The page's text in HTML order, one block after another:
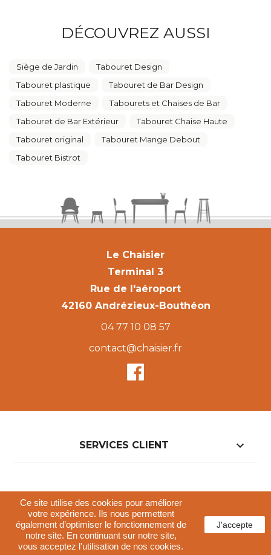
DÉCOUVREZ AUSSI
Siège de Jardin
Tabouret Design
Tabouret plastique
Tabouret de Bar Design
Tabouret Moderne
Tabourets et Chaises de Bar
Tabouret de Bar Extérieur
Tabouret Chaise Haute
Tabouret original
Tabouret Mange Debout
Tabouret Bistrot
Le Chaisier
Terminal 3
Rue de l'aéroport
42160 Andrézieux-Bouthéon
04 77 10 08 57
contact@chaisier.fr
SERVICES CLIENT 
NOTRE BOUTIQUE
Ce site utilise des cookies pour améliorer
votre expérience. Ils nous permettent
également d’optimiser le fonctionnement de
notre site. En continuant sur notre site,
vous acceptez l'utilisation de nos cookies.
J'accepte
Conditions générales de vente
Politique de confidentialités
Mentions légales